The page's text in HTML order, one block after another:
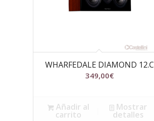
WHARFEDALE DIAMOND 12.C
349,00€
Añadir al
carrito
Mostrar
detalles